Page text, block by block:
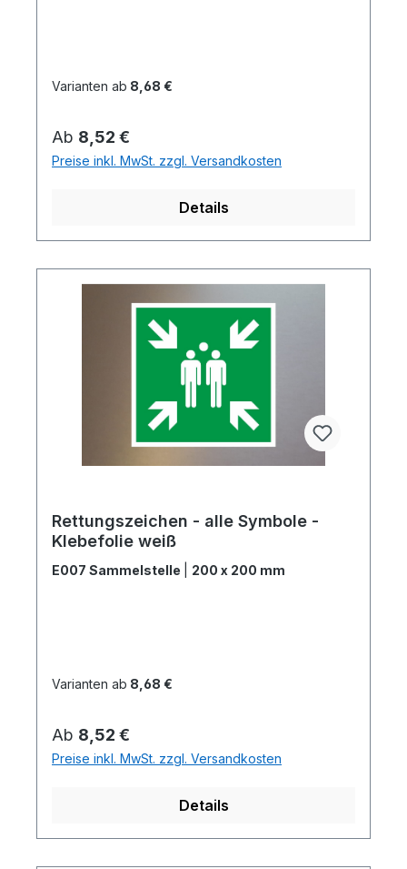
Varianten ab 8,68 €
Regulärer Preis:
Ab 8,52 €
Preise inkl. MwSt. zzgl. Versandkosten
Details
Rettungszeichen - alle Symbole -
Klebefolie weiß
E007 Sammelstelle 200 x 200 mm
Varianten ab 8,68 €
Regulärer Preis:
Ab 8,52 €
Preise inkl. MwSt. zzgl. Versandkosten
Details